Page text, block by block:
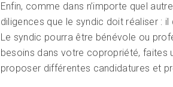
Enfin, comme dans n’importe quel
diligences que le syndic doit réaliser :
Le syndic pourra être bénévole ou
besoins dans votre copropriété, faites
proposer différentes candidatures et